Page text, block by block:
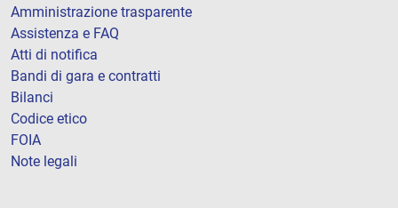
Amministrazione trasparente
Assistenza e FAQ
Atti di notifica
Bandi di gara e contratti
Bilanci
Codice etico
FOIA
Note legali